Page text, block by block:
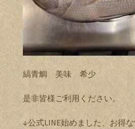
縞青鯛 美味 希少
是非皆様ご利用ください。
↓公式LINE始めました、お得